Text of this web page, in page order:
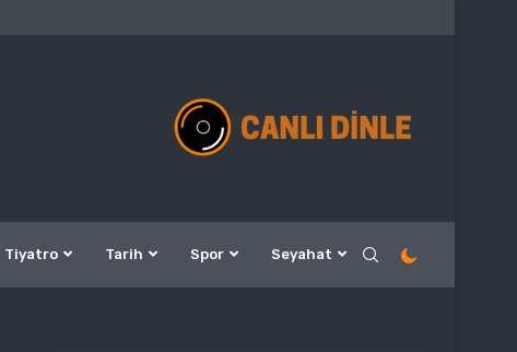
Tiyatro Tarih Spor Seyahat